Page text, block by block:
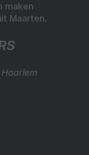
maken
Maarten.